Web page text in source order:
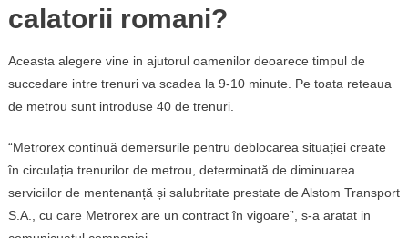
calatorii romani?
Aceasta alegere vine in ajutorul oamenilor deoarece timpul de
succedare intre trenuri va scadea la 9-10 minute. Pe toata reteaua
de metrou sunt introduse 40 de trenuri.
“Metrorex continuă demersurile pentru deblocarea situației create
în circulația trenurilor de metrou, determinată de diminuarea
serviciilor de mentenanță și salubritate prestate de Alstom Transport
S.A., cu care Metrorex are un contract în vigoare”, s-a aratat in